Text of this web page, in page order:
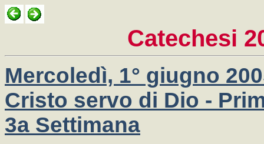
Catechesi
Mercoledì, 1° giugno
Cristo servo di Dio -
3a Settimana